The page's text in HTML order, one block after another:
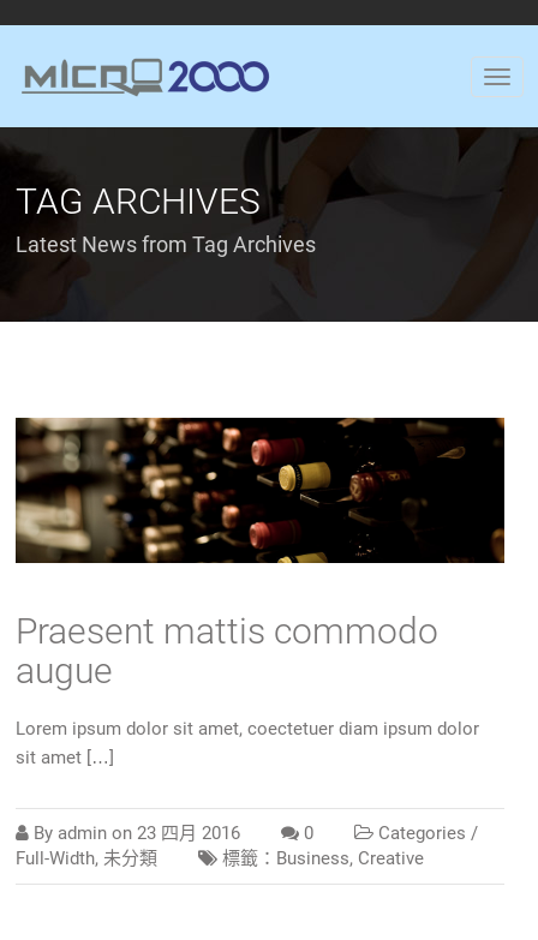
TAG ARCHIVES
Latest News from Tag Archives
Praesent mattis commodo
augue
Lorem ipsum dolor sit amet, coectetuer diam ipsum dolor
sit amet […]
By admin on23 四月 2016 0
Categories /
Full-Width, 未分類 標籤： Business, Creative